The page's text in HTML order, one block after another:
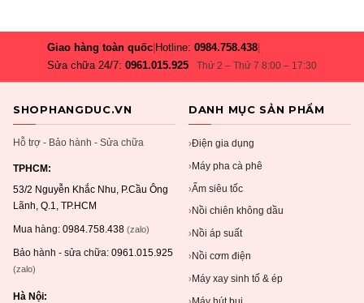
Giao hàng toàn quốc Hotline:0984.758.438
Sửa chữa 24/7:0961.015.925 Thứ 2 – Thứ 7 8:00 – 17:30
SHOPHANGDUC.VN
Hỗ trợ - Bảo hành - Sửa chữa
TPHCM:
53/2 Nguyễn Khắc Nhu, P.Cầu Ông
Lãnh, Q.1, TP.HCM
Mua hàng: 0984.758.438 (zalo)
Bảo hành - sửa chữa: 0961.015.925
(zalo)
Hà Nội:
DANH MỤC SẢN PHẨM
›Điện gia dụng
›Máy pha cà phê
›Ấm siêu tốc
› Nồi chiên không dầu
› Nồi áp suất
› Nồi cơm điện
›Máy xay sinh tố & ép
›